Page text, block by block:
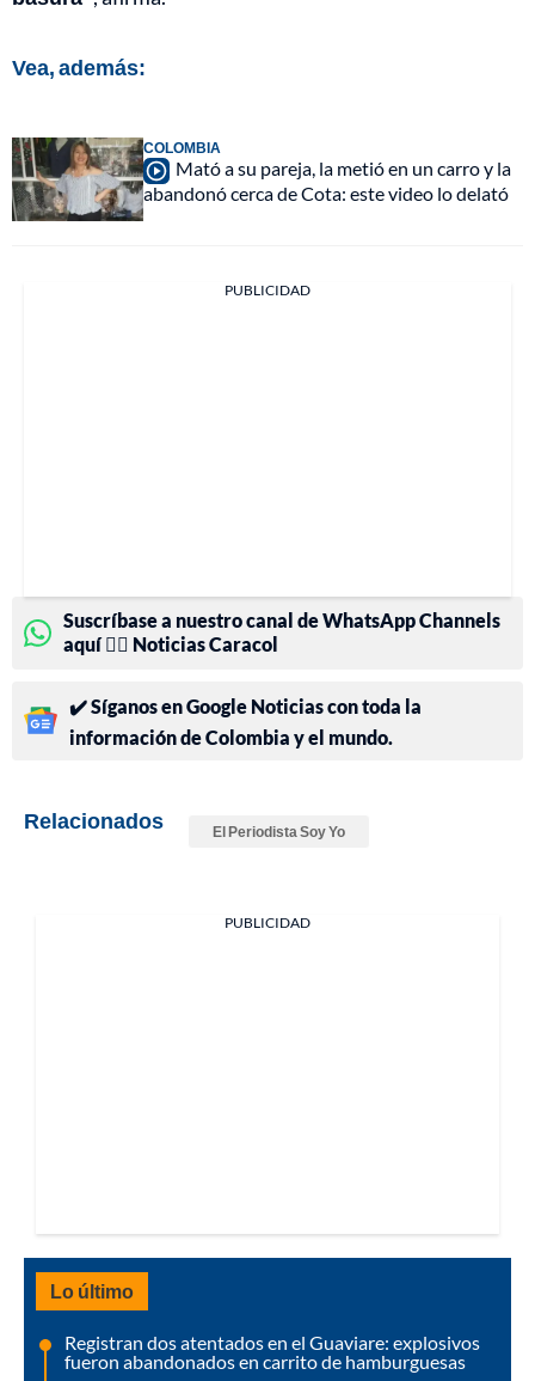
Vea, además:
COLOMBIA
Mató a su pareja, la metió en un carro y la
abandonó cerca de Cota: este video lo delató
PUBLICIDAD
Suscríbase a nuestro canal de WhatsApp Channels
aquí 👉🏻 Noticias Caracol
✔️ Síganos en Google Noticias con toda la
información de Colombia y el mundo.
Relacionados El Periodista Soy Yo
PUBLICIDAD
Lo último
Registran dos atentados en el Guaviare: explosivos
fueron abandonados en carrito de hamburguesas